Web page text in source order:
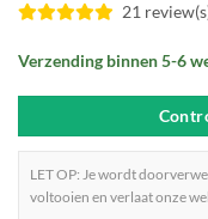
21
Verzending binnen 5-6
LET OP: Je wordt
voltooien en verlaat onze